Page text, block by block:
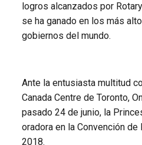
logros alcanzados por
se ha ganado en los más
gobiernos del mundo.
Ante la entusiasta multitud
Canada Centre de Toronto,
pasado 24 de junio, la
oradora en la Convención de
2018.